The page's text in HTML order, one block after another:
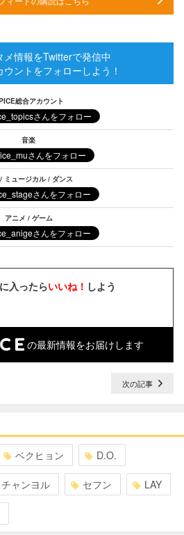
メ情報をTwitterで発信中
ントをフォローしよう！
総合アカウント
音楽
ミュージカル / ダンス
アニメ / ゲーム
入ったらいいね！ しよう
の最新情報をお届けします
次の記事
ベクヒョン D.O.
チャンヨル セフン LAY